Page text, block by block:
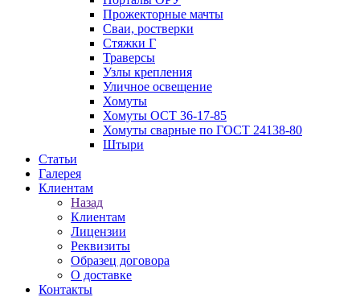
Прожекторные мачты
Сваи, ростверки
Стяжки Г
Траверсы
Узлы крепления
Уличное освещение
Хомуты
Хомуты ОСТ 36-17-85
Хомуты сварные по ГОСТ 24138-80
Штыри
Статьи
Галерея
Клиентам
Назад
Клиентам
Лицензии
Реквизиты
Образец договора
О доставке
Контакты